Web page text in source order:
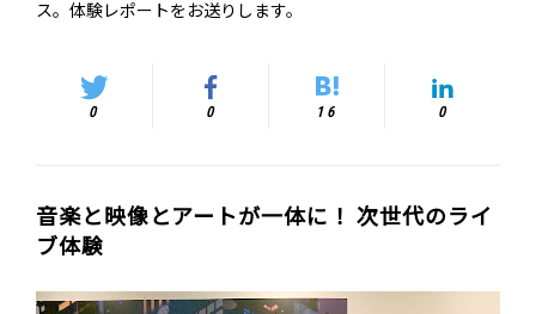
ス。体験レポートをお送りします。
0 0 16 0
音楽と映像とアートが一体に！ 次世代のライ
ブ体験